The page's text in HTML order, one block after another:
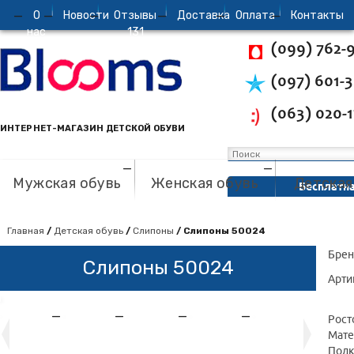
О
нас
Новости Отзывы
131
Доставка Oплата Контакты
ИНТЕРНЕТ-МАГАЗИН ДЕТСКОЙ ОБУВИ
(099) 762-
(097) 601-
(063) 020-
Мужская обувь Женская обувь
Главная / Детская обувь / Слипоны / Слипоны 50024
Слипоны 50024